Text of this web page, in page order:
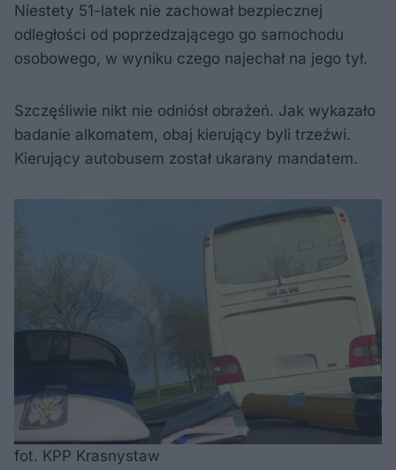
Niestety 51-latek nie zachował bezpiecznej
odległości od poprzedzającego go samochodu
osobowego, w wyniku czego najechał na jego tył.
Szczęśliwie nikt nie odniósł obrażeń. Jak wykazało
badanie alkomatem, obaj kierujący byli trzeźwi.
Kierujący autobusem został ukarany mandatem.
fot. KPP Krasnystaw